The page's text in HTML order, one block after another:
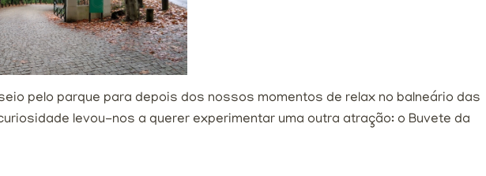
pelo parque para depois dos nossos momentos de relax no balneário das
levou-nos a querer experimentar uma outra atração: o Buvete da